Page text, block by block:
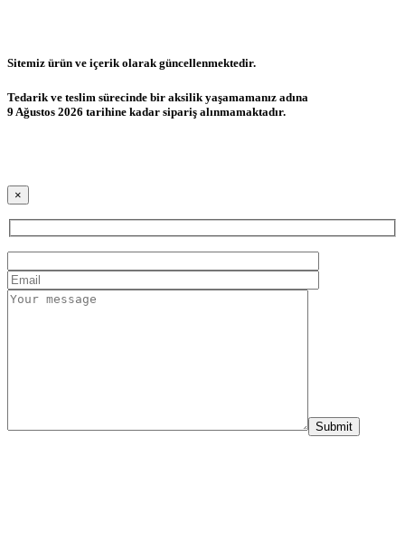
Sitemiz ürün ve içerik olarak güncellenmektedir.
Tedarik ve teslim sürecinde bir aksilik yaşamamanız adına
9 Ağustos 2026 tarihine kadar sipariş alınmamaktadır.
×